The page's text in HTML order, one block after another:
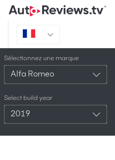
Sélectionnez une marque
Alfa Romeo
Select build year
2019